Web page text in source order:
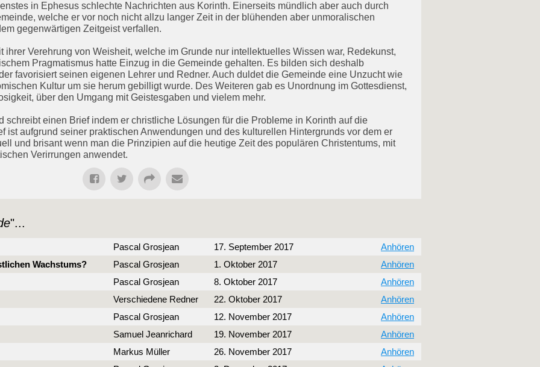
in Ephesus schlechte Nachrichten aus Korinth. Einerseits mündlich aber auch durch
welche er vor noch nicht allzu langer Zeit in der blühenden aber unmoralischen
gegenwärtigen Zeitgeist verfallen.
ihrer Verehrung von Weisheit, welche im Grunde nur intellektuelles Wissen war, Redekunst,
Pragmatismus hatte Einzug in die Gemeinde gehalten. Es bilden sich deshalb
favorisiert seinen eigenen Lehrer und Redner. Auch duldet die Gemeinde eine Unzucht wie
Kultur um sie herum gebilligt wurde. Des Weiteren gab es Unordnung im Gottesdienst,
über den Umgang mit Geistesgaben und vielem mehr.
schreibt einen Brief indem er christliche Lösungen für die Probleme in Korinth auf die
ist aufgrund seiner praktischen Anwendungen und des kulturellen Hintergrunds vor dem er
und brisant wenn man die Prinzipien auf die heutige Zeit des populären Christentums, mit
Verirrungen anwendet.
"...
Pascal Grosjean 17. September 2017
Anhören
Wachstums?
Pascal Grosjean 1. Oktober 2017
Anhören
Pascal Grosjean
8. Oktober 2017
Anhören
Verschiedene Redner
22. Oktober 2017
Anhören
Pascal Grosjean
12. November 2017
Anhören
Samuel Jeanrichard
19. November 2017
Anhören
Markus Müller
26. November 2017
Anhören